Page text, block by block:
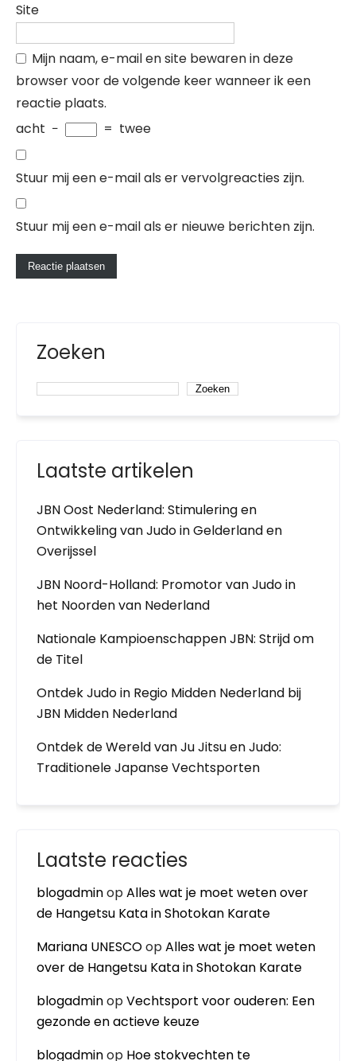
Site
Mijn naam, e-mail en site bewaren in deze
browser voor de volgende keer wanneer ik een
reactie plaats.
acht − = twee
Stuur mij een e-mail als er vervolgreacties zijn.
Stuur mij een e-mail als er nieuwe berichten zijn.
Zoeken
Zoeken
Laatste artikelen
JBN Oost Nederland: Stimulering en
Ontwikkeling van Judo in Gelderland en
Overijssel
JBN Noord-Holland: Promotor van Judo in
het Noorden van Nederland
Nationale Kampioenschappen JBN: Strijd om
de Titel
Ontdek Judo in Regio Midden Nederland bij
JBN Midden Nederland
Ontdek de Wereld van Ju Jitsu en Judo:
Traditionele Japanse Vechtsporten
Laatste reacties
blogadminopAlles wat je moet weten over
de Hangetsu Kata in Shotokan Karate
Mariana UNESCOopAlles wat je moet weten
over de Hangetsu Kata in Shotokan Karate
blogadminopVechtsport voor ouderen: Een
gezonde en actieve keuze
blogadminop Hoe stokvechten te